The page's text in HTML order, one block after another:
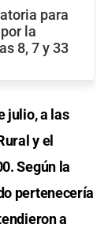
para
la
8, 7 y 33
julio, a las
y el
Según la
pertenecería
a